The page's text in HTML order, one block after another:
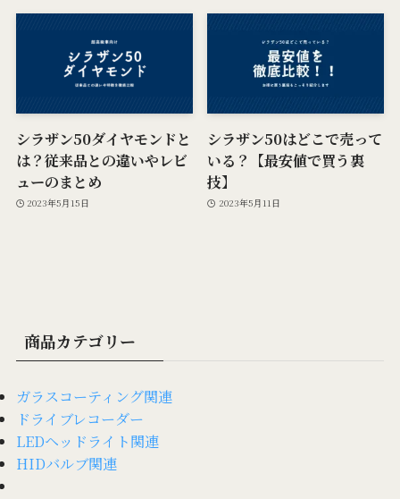
シラザン50ダイヤモンドと
は？従来品との違いやレビ
ューのまとめ
2023年5月15日
シラザン50はどこで売って
いる？【最安値で買う裏
技】
2023年5月11日
商品カテゴリー
ガラスコーティング関連
ドライブレコーダー
LEDヘッドライト関連
HIDバルブ関連